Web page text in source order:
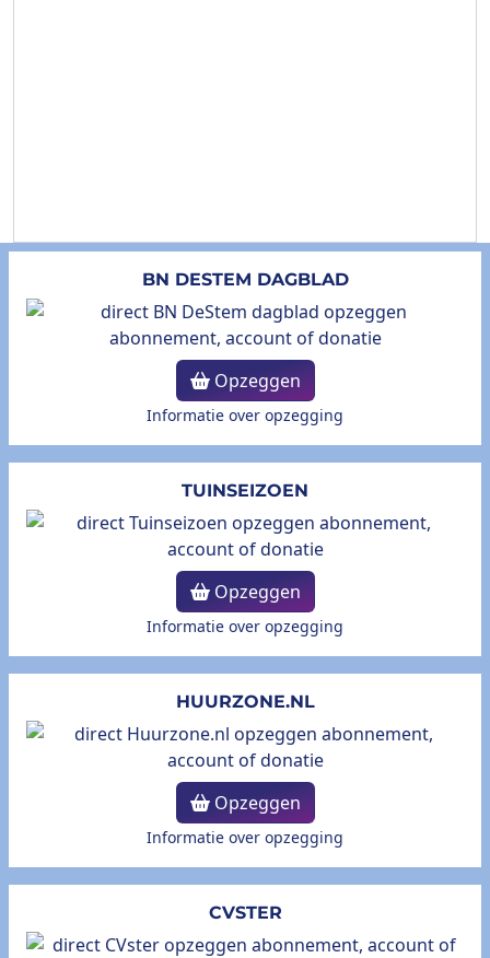
BN DESTEM DAGBLAD
Opzeggen
Informatie over opzegging
TUINSEIZOEN
Opzeggen
Informatie over opzegging
HUURZONE.NL
Opzeggen
Informatie over opzegging
CVSTER